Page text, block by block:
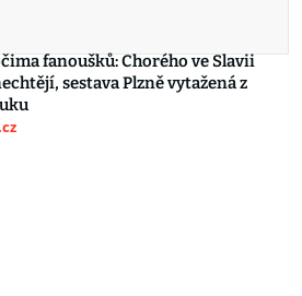
fanoušků: Chorého ve Slavii
sestava Plzně vytažená z